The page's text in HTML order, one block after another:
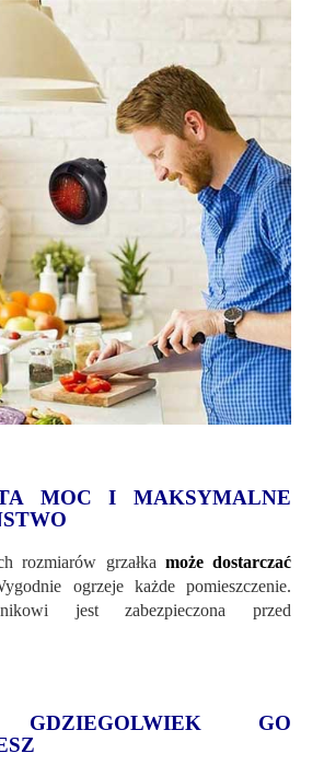
MOC I MAKSYMALNE
rozmiarów grzałka może dostarczać
ogrzeje każde pomieszczenie.
jest zabezpieczona przed
GDZIEGOLWIEK GO